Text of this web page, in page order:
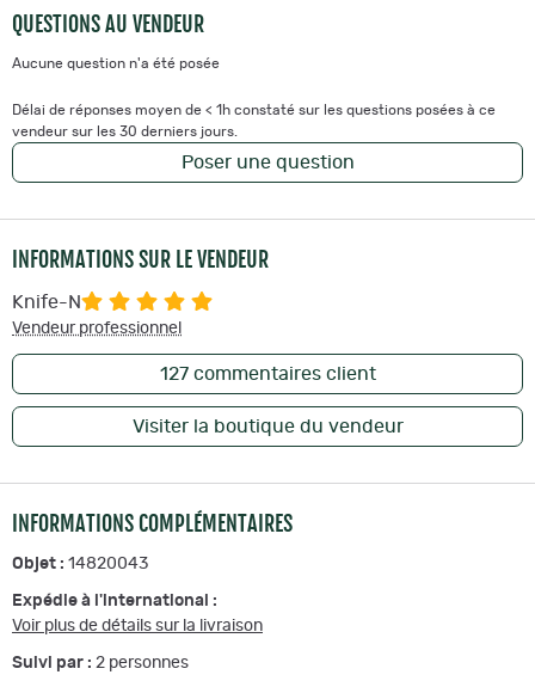
QUESTIONS AU VENDEUR
Aucune question n'a été posée
Délai de réponses moyen de < 1h constaté sur les questions posées à ce
vendeur sur les 30 derniers jours.
Poser une question
INFORMATIONS SUR LE VENDEUR
Knife-N
Vendeur professionnel
127commentaires client
Visiter la boutique du vendeur
INFORMATIONS COMPLÉMENTAIRES
Objet : 14820043
Expédie à l'international :
Voir plus de détails sur la livraison
Suivi par : 2 personnes